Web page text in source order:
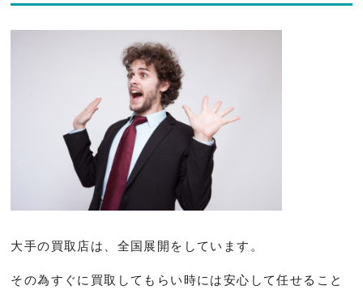
大手の買取店は、全国展開をしています。
その為すぐに買取してもらい時には安心して任せること